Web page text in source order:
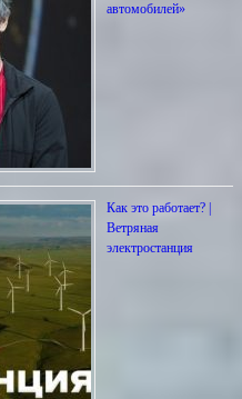
автомобилей»
Как это работает? |
Ветряная
электростанция